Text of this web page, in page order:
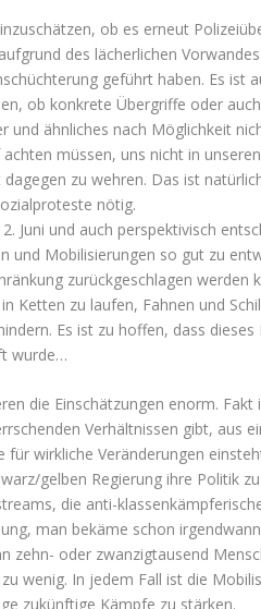
ob es erneut
des lächerlichen
geführt haben. Es ist
ob konkrete Übergriffe oder
und ähnliches nach Möglichkeit
müssen, uns nicht in
zu wehren. Das ist
nötig.
Juni und auch perspektivisch
und Mobilisierungen so gut zu
zurückgeschlagen
Ketten zu laufen, Fahnen und
Es ist zu hoffen, dass
wurde…
die Einschätzungen enorm.
Verhältnissen gibt, aus
für wirkliche Veränderungen
gelben Regierung ihre Politik
die anti-
man bekäme schon
zehn- oder zwanzigtausend
wenig. In jedem Fall ist die
zukünftige Kämpfe zu stärken.